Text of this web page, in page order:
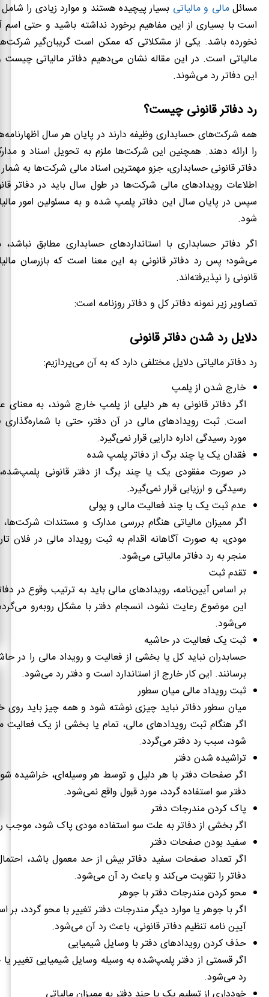
مسائلمالی و مالیاتی بسیار پیچیده هستند و موارد زیادی را
است با بسیاری از این مفاهیم برخورد نداشته باشید و حتی اسم
نخورده باشد. یکی از مشکلاتی که ممکن است گریبان‌گیر
مالیاتی است. در این مقاله نشان می‌دهیم دفاتر مالیاتی
این دفاتر رد می‌شوند.
رد دفاتر قانونی چیست؟
همه شرکت‌های حسابداری وظیفه دارند در پایان هر سال
را ارائه دهند. همچنین این شرکت‌ها ملزم به تحویل اسناد و
دفاتر قانونی حسابداری، جزو مهمترین اسناد مالی شرکت‌ها به
اطلاعات رویدادهای مالی شرکت‌ها در طول سال باید در دفاتر
سپس در پایان سال این دفاتر پلمپ شده و به مسئولین امور
شود.
اگر دفاتر حسابداری با استانداردهای حسابداری مطابق
می‌شود؛ پس رد دفاتر قانونی به این معنا است که بازرسان
قانونی را نپذیرفته‌اند.
تصاویر زیر نمونه دفاتر کل و دفاتر روزنامه است:
دلایل رد شدن دفاتر قانونی
رد دفاتر مالیاتی دلایل مختلفی دارد که به آن می‌پردازیم:
خارج شدن از پلمپ
اگر دفاتر قانونی به هر دلیلی از پلمپ خارج شوند، به
است. ثبت رویدادهای مالی در آن دفتر، حتی با شماره‌گذاری
مورد رسیدگی اداره دارایی قرار نمی‌گیرد.
فقدان یک یا چند برگ از دفاتر پلمپ شده
در صورت مفقودی یک یا چند برگ از دفتر قانونی
رسیدگی و ارزیابی قرار نمی‌گیرد.
عدم ثبت یک یا چند فعالیت مالی و پولی
اگر ممیزان مالیاتی هنگام بررسی مدارک و مستندات
مودی، به صورت آگاهانه اقدام به ثبت رویداد مالی در فلان
منجر به رد دفاتر مالیاتی می‌شود.
تقدم ثبت
بر اساس آیین‌نامه، رویدادهای مالی باید به ترتیب وقوع در
این موضوع رعایت نشود، انسجام دفتر با مشکل روبه‌رو
می‌شود.
ثبت یک فعالیت در حاشیه
حسابدران نباید کل یا بخشی از فعالیت و رویداد مالی را در
برسانند. این کار خارج از استاندارد است و دفتر رد می‌شود.
ثبت رویداد مالی میان سطور
میان سطور دفاتر نباید چیزی نوشته شود و همه چیز باید روی
اگر هنگام ثبت رویدادهای مالی، تمام یا بخشی از یک
شود، سبب رد دفتر می‌گردد.
تراشیده شدن دفتر
اگر صفحات دفتر با هر دلیل و توسط هر وسیله‌ای، خراشیده
دفتر سو استفاده گردد، مورد قبول واقع نمی‌شود.
پاک کردن مندرجات دفتر
اگر بخشی از دفاتر به علت سو استفاده مودی پاک شود، موجب
سفید بودن صفحات دفتر
اگر تعداد صفحات سفید دفاتر بیش از حد معمول باشد،
دفاتر را تقویت می‌کند و باعث رد آن می‌شود.
محو کردن مندرجات دفتر با جوهر
اگر با جوهر یا موارد دیگر مندرجات دفتر تغییر با محو گردد،
آیین نامه تنظیم دفاتر قانونی، باعث رد آن می‌شود.
حذف کردن رویدادهای دفتر با وسایل شیمیایی
اگر قسمتی از دفتر پلمپ‌شده به وسیله وسایل شیمیایی تغییر
رد می‌شود.